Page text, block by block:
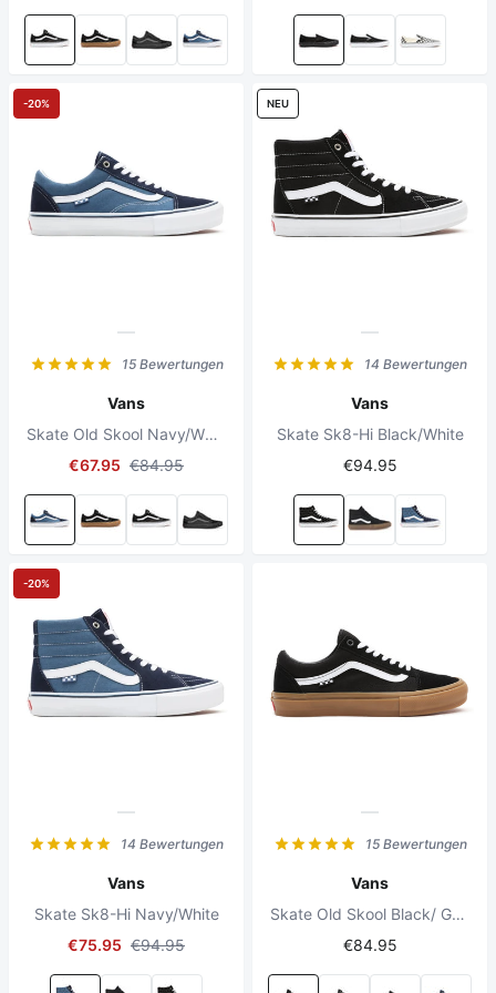
15 Bewertungen
Vans
Skate Old Skool Navy/White
€67.95 €84.95
-20%
14 Bewertungen
Vans
Skate Sk8-Hi Black/White
€94.95
NEU
14 Bewertungen
Vans
Skate Sk8-Hi Navy/White
€75.95 €94.95
-20%
15 Bewertungen
Vans
Skate Old Skool Black/ Gum
€84.95